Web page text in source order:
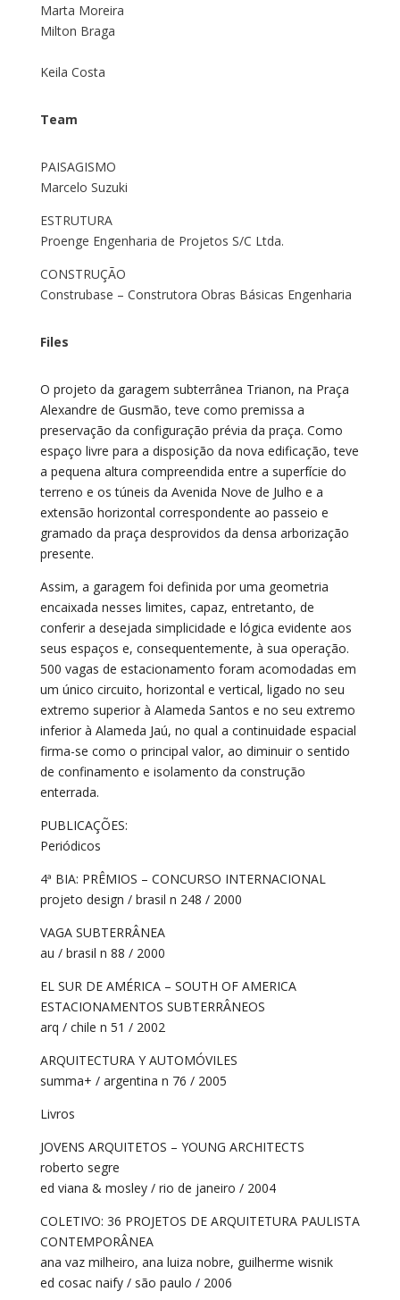
Marta Moreira
Milton Braga
Keila Costa
Team
PAISAGISMO
Marcelo Suzuki
ESTRUTURA
Proenge Engenharia de Projetos S/C Ltda.
CONSTRUÇÃO
Construbase – Construtora Obras Básicas Engenharia
Files
O projeto da garagem subterrânea Trianon, na Praça
Alexandre de Gusmão, teve como premissa a
preservação da configuração prévia da praça. Como
espaço livre para a disposição da nova edificação, teve
a pequena altura compreendida entre a superfície do
terreno e os túneis da Avenida Nove de Julho e a
extensão horizontal correspondente ao passeio e
gramado da praça desprovidos da densa arborização
presente.
Assim, a garagem foi definida por uma geometria
encaixada nesses limites, capaz, entretanto, de
conferir a desejada simplicidade e lógica evidente aos
seus espaços e, consequentemente, à sua operação.
500 vagas de estacionamento foram acomodadas em
um único circuito, horizontal e vertical, ligado no seu
extremo superior à Alameda Santos e no seu extremo
inferior à Alameda Jaú, no qual a continuidade espacial
firma-se como o principal valor, ao diminuir o sentido
de confinamento e isolamento da construção
enterrada.
PUBLICAÇÕES:
Periódicos
4ª BIA: PRÊMIOS – CONCURSO INTERNACIONAL
projeto design / brasil n 248 / 2000
VAGA SUBTERRÂNEA
au / brasil n 88 / 2000
EL SUR DE AMÉRICA – SOUTH OF AMERICA
ESTACIONAMENTOS SUBTERRÂNEOS
arq / chile n 51 / 2002
ARQUITECTURA Y AUTOMÓVILES
summa+ / argentina n 76 / 2005
Livros
JOVENS ARQUITETOS – YOUNG ARCHITECTS
roberto segre
ed viana & mosley / rio de janeiro / 2004
COLETIVO: 36 PROJETOS DE ARQUITETURA PAULISTA
CONTEMPORÂNEA
ana vaz milheiro, ana luiza nobre, guilherme wisnik
ed cosac naify / são paulo / 2006